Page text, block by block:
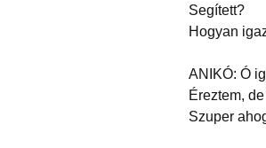
Segített?
Hogyan
ANIKÓ: Ó
Éreztem,
Szuper